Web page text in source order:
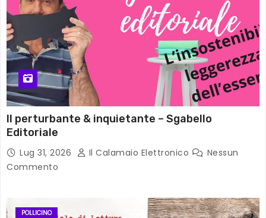
Il perturbante & inquietante – Sgabello
Editoriale
Lug 31, 2026 Il Calamaio Elettronico
Nessun
Commento
POLLICINO